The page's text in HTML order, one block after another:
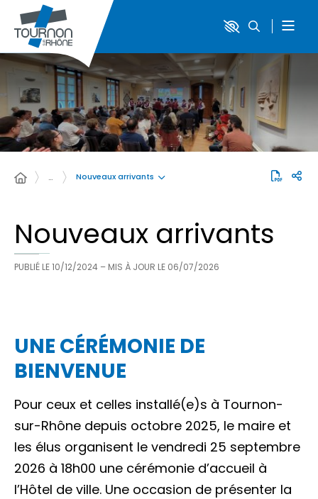
… Nouveaux arrivants
Nouveaux arrivants
PUBLIÉ LE10/12/2024 – MIS À JOUR LE 06/07/2026
UNE CÉRÉMONIE DE
BIENVENUE
Pour ceux et celles installé(e)s à Tournon-
sur-Rhône depuis octobre 2025, le maire et
les élus organisent le vendredi 25 septembre
2026 à 18h00 une cérémonie d’accueil à
l’Hôtel de ville. Une occasion de présenter la